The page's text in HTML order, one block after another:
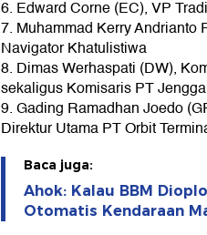
6. Edward Corne (EC), VP
7. Muhammad Kerry
Navigator Khatulistiwa
8. Dimas Werhaspati (DW),
sekaligus Komisaris PT
9. Gading Ramadhan Joedo
Direktur Utama PT Orbit
Baca juga:
Ahok: Kalau BBM
Otomatis Kendaraan